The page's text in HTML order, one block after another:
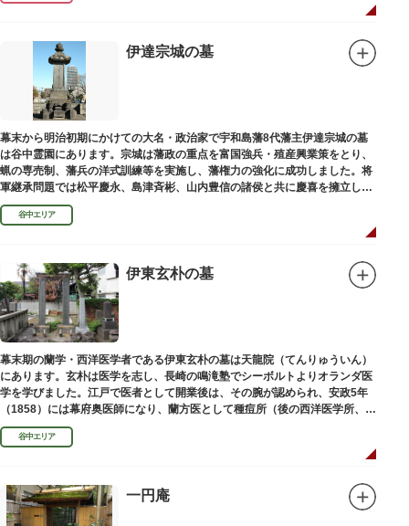
伊達宗城の墓
幕末から明治初期にかけての大名・政治家で宇和島藩8代藩主伊達宗城の墓
は谷中霊園にあります。宗城は藩政の重点を富国強兵・殖産興業策をとり、
蝋の専売制、藩兵の洋式訓練等を実施し、藩権力の強化に成功しました。将
軍継承問題では松平慶永、島津斉彬、山内豊信の諸侯と共に慶喜を擁立し
（幕末の四賢候といわれます）幕政改革を志す一橋派の有力メンバーとなっ
て活躍しました。
谷中エリア
伊東玄朴の墓
幕末期の蘭学・西洋医学者である伊東玄朴の墓は天龍院（てんりゅういん）
にあります。玄朴は医学を志し、長崎の鳴滝塾でシーボルトよりオランダ医
学を学びました。江戸で医者として開業後は、その腕が認められ、安政5年
（1858）には幕府奥医師になり、蘭方医として種痘所（後の西洋医学所、現
東京大学医学部）の開設などに尽力し、明治4年（1871）72歳で没しまし
た。谷中エリア
一円庵